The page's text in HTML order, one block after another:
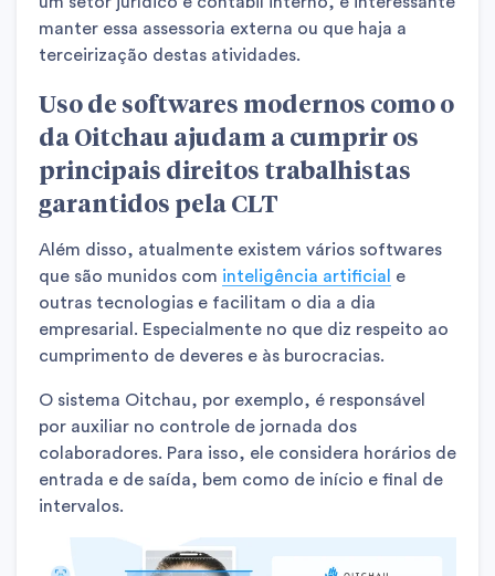
manter essa assessoria externa ou que haja a
terceirização destas atividades.
Uso de softwares modernos como o
da Oitchau ajudam a cumprir os
principais direitos trabalhistas
garantidos pela CLT
Além disso, atualmente existem vários softwares
que são munidos com inteligência artificial
e
outras tecnologias e facilitam o dia a dia
empresarial. Especialmente no que diz respeito ao
cumprimento de deveres e às burocracias.
O sistema Oitchau, por exemplo, é responsável
por auxiliar no controle de jornada dos
colaboradores. Para isso, ele considera horários de
entrada e de saída, bem como de início e final de
intervalos.